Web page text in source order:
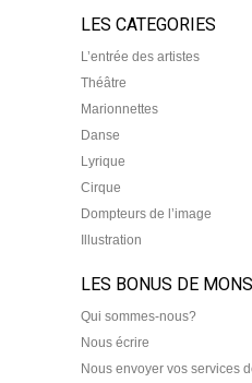
LES CATEGORIES
L’entrée des artistes
Théâtre
Marionnettes
Danse
Lyrique
Cirque
Dompteurs de l’image
Illustration
LES BONUS DE
Qui sommes-nous?
Nous écrire
Nous envoyer vos services